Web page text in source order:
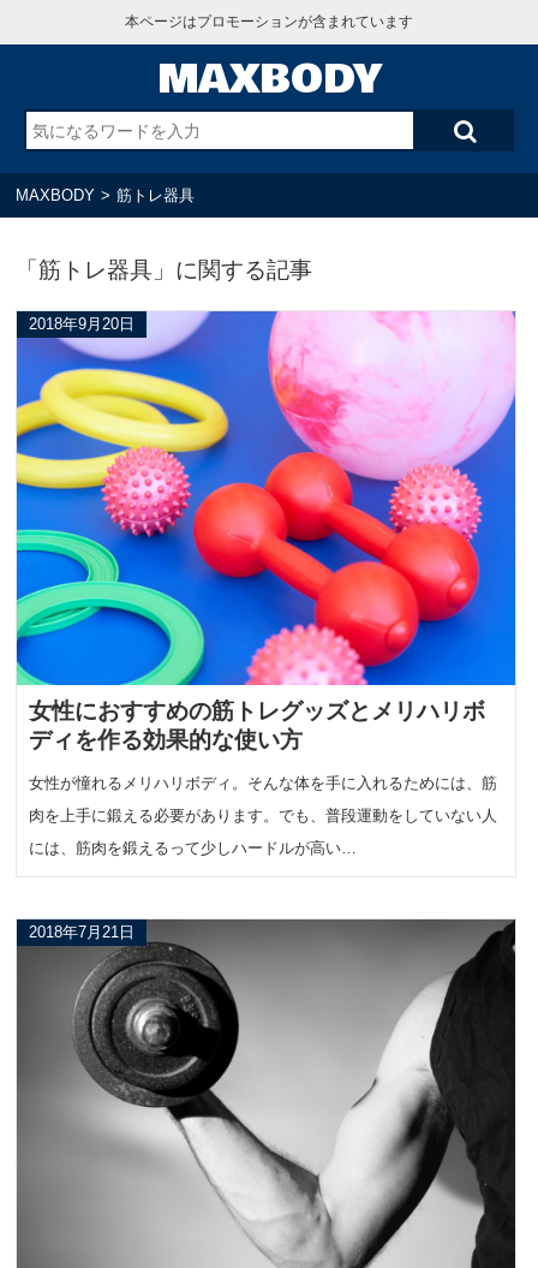
本ページはプロモーションが含まれています
MAXBODY
MAXBODY > 筋トレ器具
「筋トレ器具」に関する記事
2018年9月20日
女性におすすめの筋トレグッズとメリハリボ
ディを作る効果的な使い方
女性が憧れるメリハリボディ。そんな体を手に入れるためには、筋
肉を上手に鍛える必要があります。でも、普段運動をしていない人
には、筋肉を鍛えるって少しハードルが高い…
2018年7月21日